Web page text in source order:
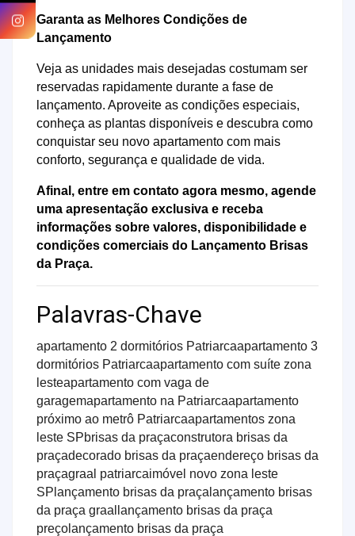
Garanta as Melhores Condições de
Lançamento
Veja as unidades mais desejadas costumam ser
reservadas rapidamente durante a fase de
lançamento. Aproveite as condições especiais,
conheça as plantas disponíveis e descubra como
conquistar seu novo apartamento com mais
conforto, segurança e qualidade de vida.
Afinal, entre em contato agora mesmo, agende
uma apresentação exclusiva e receba
informações sobre valores, disponibilidade e
condições comerciais do Lançamento Brisas
da Praça.
Palavras-Chave
apartamento 2 dormitórios Patriarcaapartamento 3
dormitórios Patriarcaapartamento com suíte zona
lesteapartamento com vaga de
garagemapartamento na Patriarcaapartamento
próximo ao metrô Patriarcaapartamentos zona
leste SPbrisas da praçaconstrutora brisas da
praçadecorado brisas da praçaendereço brisas da
praçagraal patriarcaimóvel novo zona leste
SP lançamento brisas da praça lançamento brisas
da praça graal lançamento brisas da praça
preço lançamento brisas da praça